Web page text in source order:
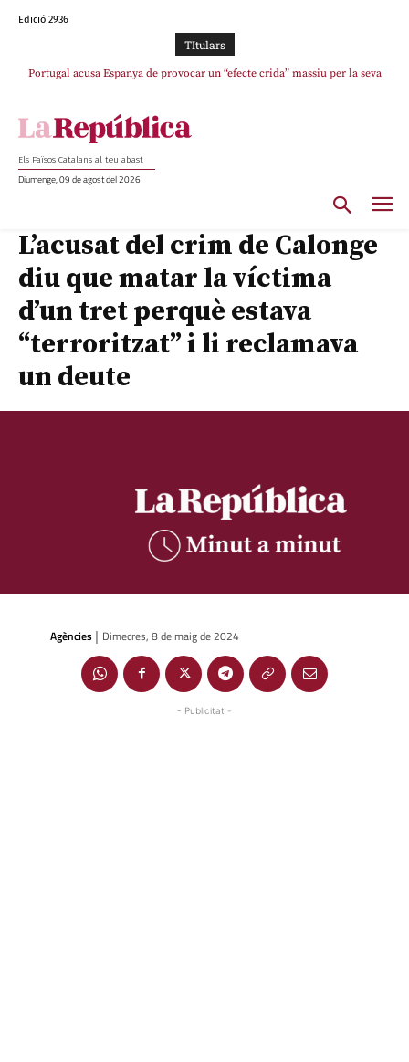
Edició 2936
TItulars
Portugal acusa Espanya de provocar un “efecte crida” massiu per la seva
Els Països Catalans al teu abast
Diumenge, 09 de agost del 2026
L’acusat del crim de Calonge
diu que matar la víctima
d’un tret perquè estava
“terroritzat” i li reclamava
un deute
Agències | Dimecres, 8 de maig de 2024
- Publicitat -